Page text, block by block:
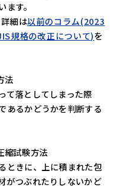
す。
細は以前のコラム(2023
規格の改正について)を
法
て落としてしまった際
あるかどうかを判断する
試験方法
ときに、上に積まれた包
がつぶれたりしないかど